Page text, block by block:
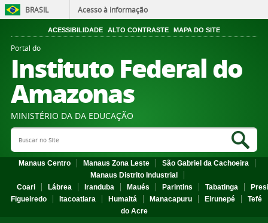
BRASIL Acesso à informação
ACESSIBILIDADE ALTO CONTRASTE MAPA DO SITE
Portal do
Instituto Federal do
Amazonas
MINISTÉRIO DA DA EDUCAÇÃO
Search Site
Manaus Centro Manaus Zona Leste
São Gabriel da Cachoeira
Manaus Distrito Industrial
Coari
Lábrea Iranduba Maués Parintins Tabatinga
Figueiredo
Itacoatiara Humaitá Manacapuru Eirunepé
Tefé
do Acre